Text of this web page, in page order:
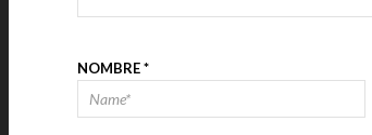
NOMBRE*